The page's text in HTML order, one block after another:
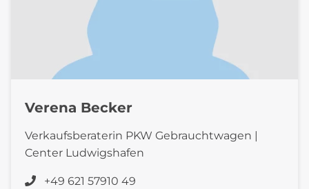
Verena Becker
Verkaufsberaterin PKW Gebrauchtwagen |
Center Ludwigshafen
+49 621 57910 49